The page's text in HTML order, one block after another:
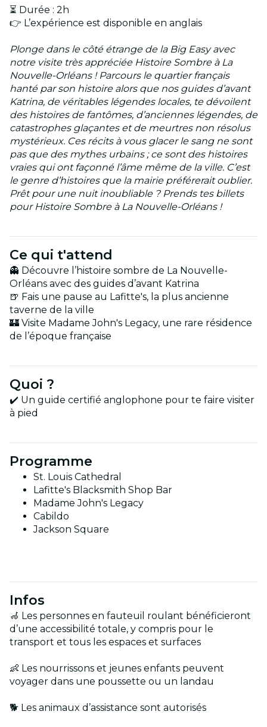
⏳ Durée : 2h
👉 L’expérience est disponible en anglais
Plonge dans le côté étrange de la Big Easy avec
notre visite très appréciée Histoire Sombre à La
Nouvelle-Orléans ! Parcours le quartier français
hanté par son histoire alors que nos guides d’avant
Katrina, de véritables légendes locales, te dévoilent
des histoires de fantômes, d’anciennes légendes, de
catastrophes glaçantes et de meurtres non résolus
mystérieux. Ces récits à vous glacer le sang ne sont
pas que des mythes urbains ; ce sont des histoires
vraies qui ont façonné l’âme même de la ville. C’est
le genre d’histoires que la mairie préférerait oublier.
Prêt pour une nuit inoubliable ? Prends tes billets
pour Histoire Sombre à La Nouvelle-Orléans !
Ce qui t'attend
👻 Découvre l’histoire sombre de La Nouvelle-
Orléans avec des guides d’avant Katrina
🍺 Fais une pause au Lafitte's, la plus ancienne
taverne de la ville
🏰 Visite Madame John's Legacy, une rare résidence
de l’époque française
Quoi ?
✔️ Un guide certifié anglophone pour te faire visiter
à pied
Programme
St. Louis Cathedral
Lafitte's Blacksmith Shop Bar
Madame John's Legacy
Cabildo
Jackson Square
Infos
🦽 Les personnes en fauteuil roulant bénéficieront
d’une accessibilité totale, y compris pour le
transport et tous les espaces et surfaces
👶 Les nourrissons et jeunes enfants peuvent
voyager dans une poussette ou un landau
🐕 Les animaux d’assistance sont autorisés